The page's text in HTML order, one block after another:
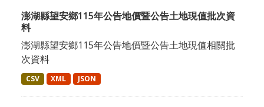
澎湖縣望安鄉115年公告地價暨公告土地現值批次資
料
澎湖縣望安鄉115年公告地價暨公告土地現值相關批
次資料
CSV XML JSON